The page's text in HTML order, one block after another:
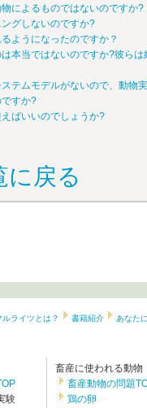
によるものではないのですか?
グしないのですか?
ようになったのですか？
本当ではないのですか?彼ら
テムモデルがないので、動物
すか?
ばいいのでしょうか?
に戻る
ルライツとは？ 書籍紹介
あなた
験
畜産に使われる動物
畜産動物の問題
鶏の卵